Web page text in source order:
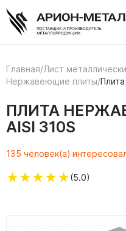
Главная/Лист
Нержавеющие плиты/
ПЛИТА
AISI 310S
135 человек(а)
★★★★★(5.0)